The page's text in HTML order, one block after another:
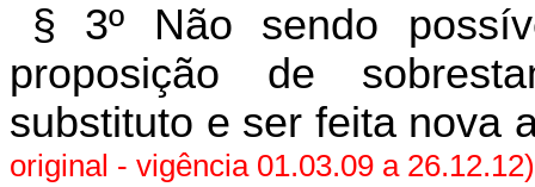
§ 3º Não sendo
proposição de
substituto e ser feita nova
original - vigência 01.03.09 a 26.12.12)